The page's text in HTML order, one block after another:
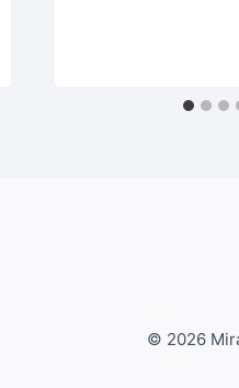
© 2026